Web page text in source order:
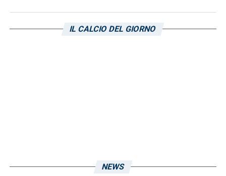
Vermaelen
Attaccanti:Dzeko, El Shaarawy,Iturbe,Ricci,
IL CALCIO DEL GIORNO
NEWS